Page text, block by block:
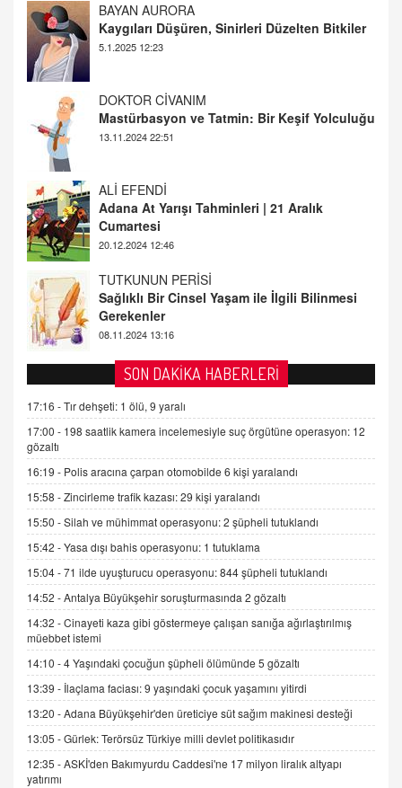
DOKTOR CİVANIM
Mastürbasyon ve Tatmin: Bir Keşif Yolculuğu
13.11.2024 22:51
ALİ EFENDİ
Adana At Yarışı Tahminleri | 21 Aralık
Cumartesi
TUTKUNUN PERİSİ
Sağlıklı Bir Cinsel Yaşam ile İlgili Bilinmesi
Gerekenler
08.11.2024 13:16
FARUK ÖNALAN
Tezkere Onaylanmasaydı…
2 Kasım 2021 Salı 00:11
AV. DOĞAN CAN DOĞAN
Kişisel verilerin korunması ve dijital hukukun
gelişimi
15.09.2025 16:17
SEHER EREK
Kış Ayları Geldi, Hangi Önlemler Alınmalı?
9.12.2025 10:11
İNCİ GÜL AKÖL
Trump Keşke Adana'yı da Ziyaret Etse...
06.07.2026 13:00
ADEM AKÖL
Esed Destekçilerinin Yüzüne Vurulan Şamar:
Sednaya
11.12.2024 12:30
DR. EKREM ASLAN
Gerçek Ne, Algı Ne? "Beraber Yürüyoruz"
Cümlesinin Peşinden
SON DAKİKA HABERLERİ
17:16 -Tır dehşeti: 1 ölü, 9 yaralı
17:00 - 198 saatlik kamera incelemesiyle suç örgütüne operasyon: 12
gözaltı
16:19 - Polis aracına çarpan otomobilde 6 kişi yaralandı
15:58 -Zincirleme trafik kazası: 29 kişi yaralandı
15:50 -Silah ve mühimmat operasyonu: 2 şüpheli tutuklandı
15:42 -Yasa dışı bahis operasyonu: 1 tutuklama
15:04 -71 ilde uyuşturucu operasyonu: 844 şüpheli tutuklandı
14:52 -Antalya Büyükşehir soruşturmasında 2 gözaltı
14:32 -Cinayeti kaza gibi göstermeye çalışan sanığa ağırlaştırılmış
müebbet istemi
14:10 -4 Yaşındaki çocuğun şüpheli ölümünde 5 gözaltı
13:39 - İlaçlama faciası: 9 yaşındaki çocuk yaşamını yitirdi
13:20 -Adana Büyükşehir'den üreticiye süt sağım makinesi desteği
13:05 -Gürlek: Terörsüz Türkiye milli devlet politikasıdır
12:35 -ASKİ'den Bakımyurdu Caddesi'ne 17 milyon liralık altyapı
yatırımı